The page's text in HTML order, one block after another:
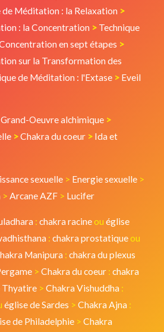
de Méditation : la Relaxation >
: la Concentration > Technique
en sept étapes >
sur la Transformation des
de Méditation : l'Extase > Eveil
Grand-Oeuvre alchimique >
>Chakra du coeur > Ida et
sexuelle > Energie sexuelle >
> Arcane AZF > Lucifer
: chakra racineou église
: chakra prostatique ou
Manipura : chakra du plexus
> Chakra du coeur : chakra
Thyatire > Chakra Vishuddha :
église de Sardes > Chakra Ajna :
de Philadelphie > Chakra